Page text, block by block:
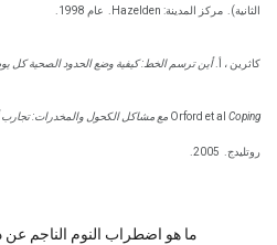
الثانية). مركز المدينة: Hazelden. عام 1998.
كاثرين ، أ.أين ترسم الخط: كيفية وضع الحدود الصحية كل
Orford et al Coping مع مشاكل الكحول والمخدرات: تجارب أفراد العائلة في ثلاث ثقافات متناقضة.
روتليدج. 2005.
ما هو اضطراب النوم الناجم عن